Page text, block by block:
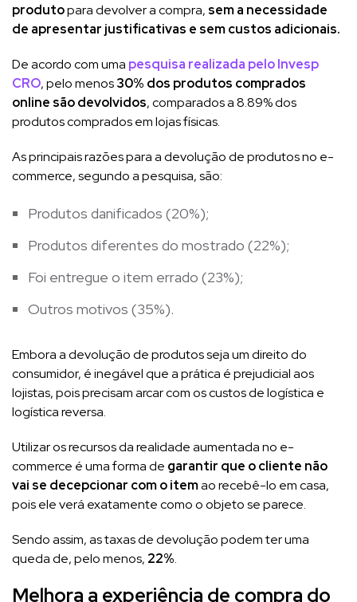
produtopara devolver a compra, sem a necessidade
de apresentar justificativas e sem custos adicionais.
De acordo com uma pesquisa realizada pelo Invesp
CRO, pelo menos30% dos produtos comprados
online são devolvidos, comparados a 8.89% dos
produtos comprados em lojas físicas.
As principais razões para a devolução de produtos no e-
commerce, segundo a pesquisa, são:
Produtos danificados (20%);
Produtos diferentes do mostrado (22%);
Foi entregue o item errado (23%);
Outros motivos (35%).
Embora a devolução de produtos seja um direito do
consumidor, é inegável que a prática é prejudicial aos
lojistas, pois precisam arcar com os custos de logística e
logística reversa.
Utilizar os recursos da realidade aumentada no e-
commerce é uma forma de garantir que o cliente não
vai se decepcionar com o itemao recebê-lo em casa,
pois ele verá exatamente como o objeto se parece.
Sendo assim, as taxas de devolução podem ter uma
queda de, pelo menos, 22%.
Melhora a experiência de compra do